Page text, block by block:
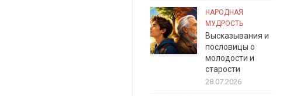
НАРОДНАЯ
МУДРОСТЬ
Высказывания и
пословицы о
молодости и
старости
28.07.2026